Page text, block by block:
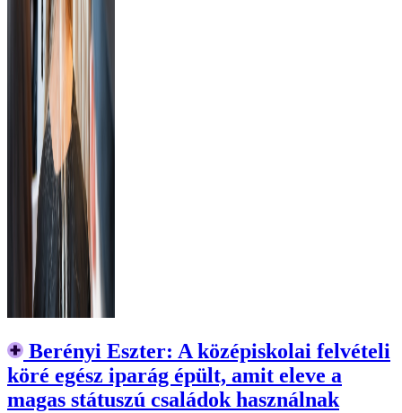
Berényi Eszter: A középiskolai felvételi
köré egész iparág épült, amit eleve a
magas státuszú családok használnak